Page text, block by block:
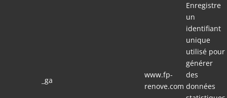
_ga
www.fp-
renove.com
Enregistre
un
identifiant
unique
utilisé pour
générer
des
données